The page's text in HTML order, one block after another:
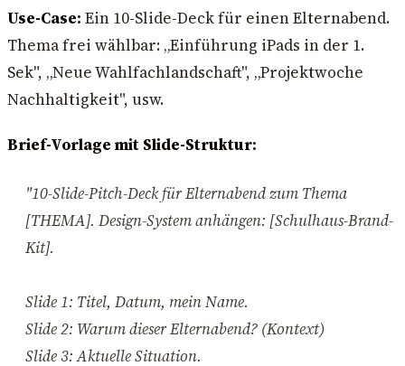
Use-Case: Ein 10-Slide-Deck für einen Elternabend.
Thema frei wählbar: „Einführung iPads in der 1.
Sek", „Neue Wahlfachlandschaft", „Projektwoche
Nachhaltigkeit", usw.
Brief-Vorlage mit Slide-Struktur:
"10-Slide-Pitch-Deck für Elternabend zum Thema
[THEMA]. Design-System anhängen: [Schulhaus-Brand-
Kit].
Slide 1: Titel, Datum, mein Name.
Slide 2: Warum dieser Elternabend? (Kontext)
Slide 3: Aktuelle Situation.